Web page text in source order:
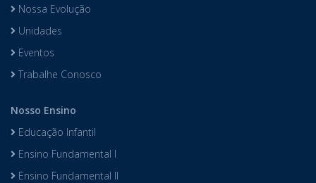
Nossa Evolução
Unidades
Eventos
Trabalhe Conosco
Nosso Ensino
Educação Infantil
Ensino Fundamental I
Ensino Fundamental II